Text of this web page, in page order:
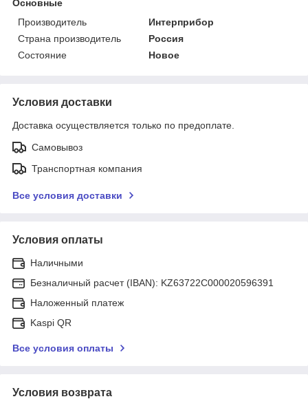
Основные
Производитель
Интерприбор
Страна производитель
Россия
Состояние
Новое
Условия доставки
Доставка осуществляется только по предоплате.
Самовывоз
Транспортная компания
Все условия доставки
Условия оплаты
Наличными
Безналичный расчет (IBAN): KZ63722C000020596391
Наложенный платеж
Kaspi QR
Все условия оплаты
Условия возврата